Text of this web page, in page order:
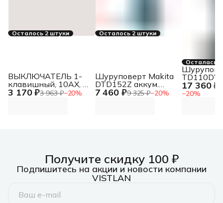
Осталось 2 штуки
3 170 ₽3 963 ₽−20%
ВЫКЛЮЧАТЕЛЬ 1-
клавишный, 10АХ, в
сборе, БЕЛЫЙ
Осталось 2 штуки
7 460 ₽9 325 ₽−20%
Шуруповерт Makita
DTD152Z аккум.
патрон:быстрозажимной
Осталась
17 360 ₽
−20%
бит 1/4"
Получите скидку 100 ₽
Подпишитесь на акции и новости компании
VISTLAN